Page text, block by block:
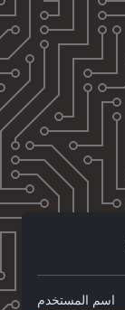
اسم المستخدم